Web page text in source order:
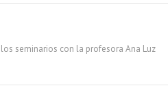
seminarios con la profesora Ana Luz